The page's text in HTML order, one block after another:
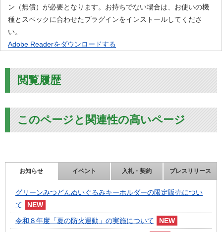
ン（無償）が必要となります。お持ちでない場合は、お使いの機
種とスペックに合わせたプラグインをインストールしてくださ
い。
Adobe Readerをダウンロードする
閲覧履歴
このページと関連性の高いページ
お知らせ イベント 入札・契約 プレスリリース
グリーンみつどんぬいぐるみキーホルダーの限定販売につい
て
令和８年度「夏の防火運動」の実施について